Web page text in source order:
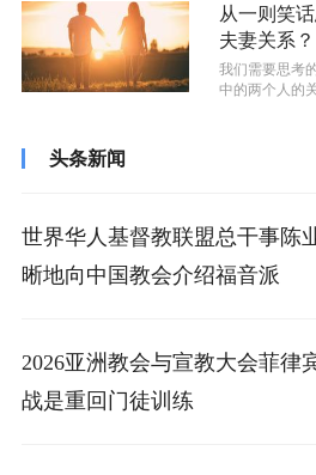
从一则笑
夫妻关系？
我们需要思考
中的两个人的
头条新闻
世界华人基督教联盟总干事陈
晰地向中国教会介绍福音派
2026亚洲教会与宣教大会菲律
战是重回门徒训练